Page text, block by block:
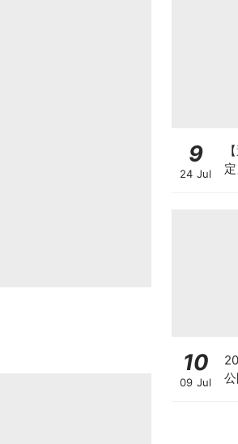
9
24 Jul
10
09 Jul